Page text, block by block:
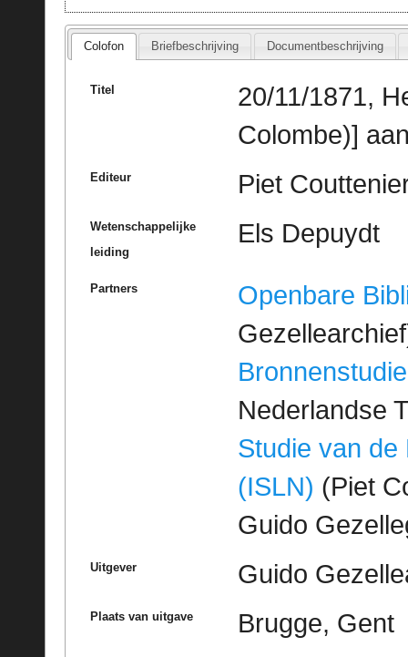
Colofon Briefbeschrijving Documentbeschrijving
Titel
20/11/1871,
Colombe)]
Editeur Piet
Wetenschappelijke
leiding
Els Depuydt
Partners
Openbare
Bronnenstudie
Nederlandse
Studie van de
(ISLN) (Piet
Guido
Uitgever Guido
Plaats van uitgave Brugge, Gent